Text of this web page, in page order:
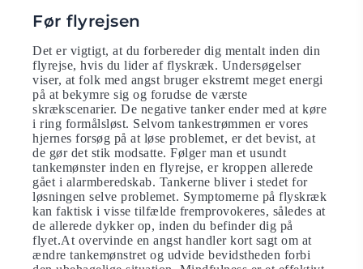
Før flyrejsen
Det er vigtigt, at du forbereder dig mentalt inden din
flyrejse, hvis du lider af flyskræk. Undersøgelser
viser, at folk med angst bruger ekstremt meget energi
på at bekymre sig og forudse de værste
skrækscenarier. De negative tanker ender med at køre
i ring formålsløst. Selvom tankestrømmen er vores
hjernes forsøg på at løse problemet, er det bevist, at
de gør det stik modsatte. Følger man et usundt
tankemønster inden en flyrejse, er kroppen allerede
gået i alarmberedskab. Tankerne bliver i stedet for
løsningen selve problemet. Symptomerne på flyskræk
kan faktisk i visse tilfælde fremprovokeres, således at
de allerede dykker op, inden du befinder dig på
flyet.At overvinde en angst handler kort sagt om at
ændre tankemønstret og udvide bevidstheden forbi